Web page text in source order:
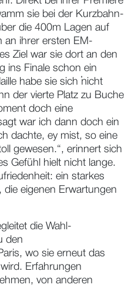
sie bei der Kurzbahn-
die 400m Lagen auf
an ihrer ersten EM-
Ziel war sie dort an den
ins Finale schon ein
habe sie sich „nicht
der vierte Platz zu Buche
doch eine
war ich dann doch ein
dachte, ey mist, so eine
gewesen.“, erinnert sich
Gefühl hielt nicht lange.
ein starkes
die eigenen Erwartungen
die Wahl-
den
wo sie erneut das
Erfahrungen
von anderen